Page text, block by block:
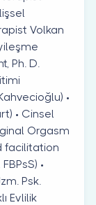
Volkan
Ph. D.
•
• Cinsel
Orgasm
facilitation
•
Psk.
Evlilik